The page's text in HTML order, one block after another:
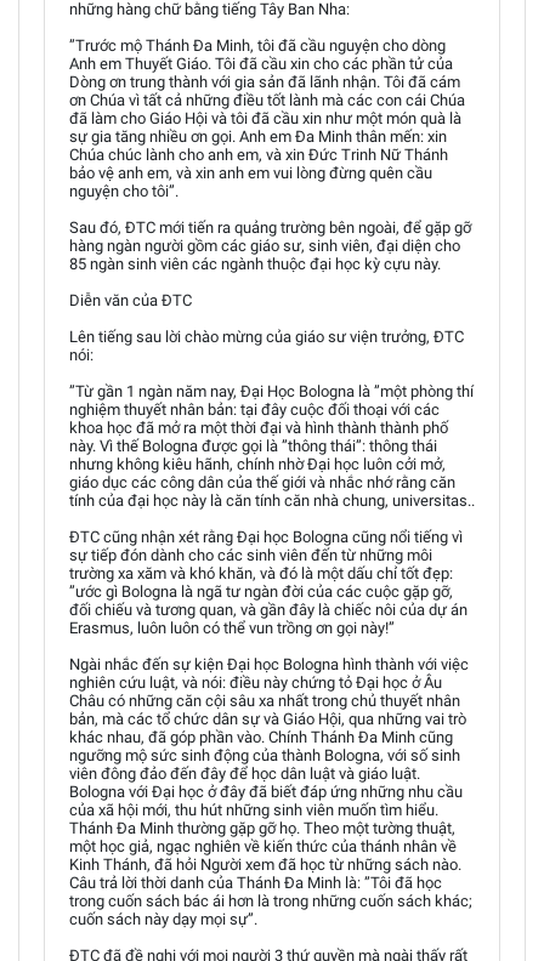
những hàng chữ bằng tiếng Tây Ban Nha:
”Trước mộ Thánh Đa Minh, tôi đã cầu nguyện cho dòng
Anh em Thuyết Giáo. Tôi đã cầu xin cho các phần tử của
Dòng ơn trung thành với gia sản đã lãnh nhận. Tôi đã cám
ơn Chúa vì tất cả những điều tốt lành mà các con cái Chúa
đã làm cho Giáo Hội và tôi đã cầu xin như một món quà là
sự gia tăng nhiều ơn gọi. Anh em Đa Minh thân mến: xin
Chúa chúc lành cho anh em, và xin Đức Trinh Nữ Thánh
bảo vệ anh em, và xin anh em vui lòng đừng quên cầu
nguyện cho tôi”.
Sau đó, ĐTC mới tiến ra quảng trường bên ngoài, để gặp gỡ
hàng ngàn người gồm các giáo sư, sinh viên, đại diện cho
85 ngàn sinh viên các ngành thuộc đại học kỳ cựu này.
Diễn văn của ĐTC
Lên tiếng sau lời chào mừng của giáo sư viện trưởng, ĐTC
nói:
”Từ gần 1 ngàn năm nay, Đại Học Bologna là ”một phòng thí
nghiệm thuyết nhân bản: tại đây cuộc đối thoại với các
khoa học đã mở ra một thời đại và hình thành thành phố
này. Vì thế Bologna được gọi là ”thông thái”: thông thái
nhưng không kiêu hãnh, chính nhờ Đại học luôn cởi mở,
giáo dục các công dân của thế giới và nhắc nhớ rằng căn
tính của đại học này là căn tính căn nhà chung, universitas..
ĐTC cũng nhận xét rằng Đại học Bologna cũng nổi tiếng vì
sự tiếp đón dành cho các sinh viên đến từ những môi
trường xa xăm và khó khăn, và đó là một dấu chỉ tốt đẹp:
”ước gì Bologna là ngã tư ngàn đời của các cuộc gặp gỡ,
đối chiếu và tương quan, và gần đây là chiếc nôi của dự án
Erasmus, luôn luôn có thể vun trồng ơn gọi này!”
Ngài nhắc đến sự kiện Đại học Bologna hình thành với việc
nghiên cứu luật, và nói: điều này chứng tỏ Đại học ở Âu
Châu có những căn cội sâu xa nhất trong chủ thuyết nhân
bản, mà các tổ chức dân sự và Giáo Hội, qua những vai trò
khác nhau, đã góp phần vào. Chính Thánh Đa Minh cũng
ngưỡng mộ sức sinh động của thành Bologna, với số sinh
viên đông đảo đến đây để học dân luật và giáo luật.
Bologna với Đại học ở đây đã biết đáp ứng những nhu cầu
của xã hội mới, thu hút những sinh viên muốn tìm hiểu.
Thánh Đa Minh thường gặp gỡ họ. Theo một tường thuật,
một học giả, ngạc nghiên về kiến thức của thánh nhân về
Kinh Thánh, đã hỏi Người xem đã học từ những sách nào.
Câu trả lời thời danh của Thánh Đa Minh là: ”Tôi đã học
trong cuốn sách bác ái hơn là trong những cuốn sách khác;
cuốn sách này dạy mọi sự”.
ĐTC đã đề nghị với mọi người 3 thứ quyền mà ngài thấy rất